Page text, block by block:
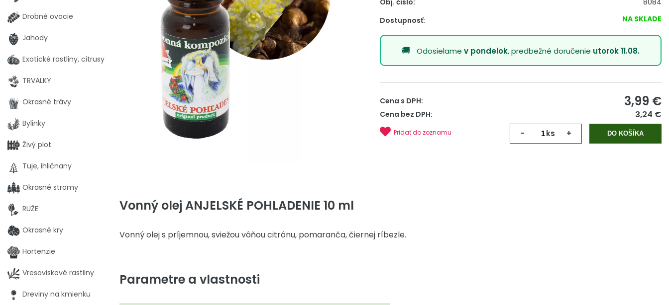
Obj. čislo:
8084
Dostupnosť:
NA SKLADE
Odosielamev pondelok, predbežné doručenie utorok 11.08.
Cena s DPH: 3,99 €
Cena bez DPH: 3,24 €
- ks + DO KOŠÍKA
Pridať do zoznamu
Vonný olej ANJELSKÉ POHLADENIE 10 ml
Vonný olej s príjemnou, sviežou vôňou citrónu, pomaranča, čiernej ríbezle.
Parametre a vlastnosti
Drobné ovocie
Jahody
Exotické rastliny, citrusy
TRVALKY
Okrasné trávy
Bylinky
Živý plot
Tuje, ihličnany
Okrasné stromy
RUŽE
Okrasné kry
Hortenzie
Vresoviskové rastliny
Dreviny na kmienku